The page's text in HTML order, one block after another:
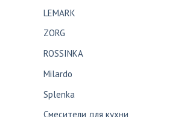
LEMARK
ZORG
ROSSINKA
Milardo
Splenka
Смесители для кухни